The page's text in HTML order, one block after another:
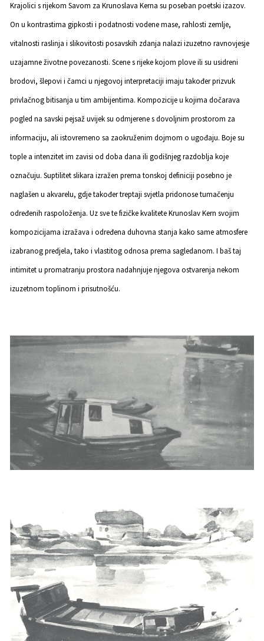
Krajolici s rijekom Savom za Krunoslava Kerna su poseban poetski izazov.
On u kontrastima gipkosti i podatnosti vodene mase, rahlosti zemlje,
vitalnosti raslinja i slikovitosti posavskih zdanja nalazi izuzetno ravnovjesje
uzajamne životne povezanosti. Scene s rijeke kojom plove ili su usidreni
brodovi, šlepovi i čamci u njegovoj interpretaciji imaju također prizvuk
privlačnog bitisanja u tim ambijentima. Kompozicije u kojima dočarava
pogled na savski pejsaž uvijek su odmjerene s dovoljnim prostorom za
informaciju, ali istovremeno sa zaokruženim dojmom o ugođaju. Boje su
tople a intenzitet im zavisi od doba dana ili godišnjeg razdoblja koje
označuju. Suptilitet slikara izražen prema tonskoj definiciji posebno je
naglašen u akvarelu, gdje također treptaji svjetla pridonose tumačenju
određenih raspoloženja. Uz sve te fizičke kvalitete Krunoslav Kern svojim
kompozicijama izražava i određena duhovna stanja kako same atmosfere
izabranog predjela, tako i vlastitog odnosa prema sagledanom. I baš taj
intimitet u promatranju prostora nadahnjuje njegova ostvarenja nekom
izuzetnom toplinom i prisutnošću.